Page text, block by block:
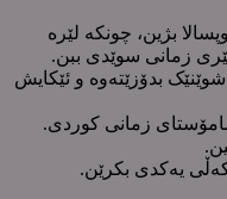
بژین، چونکە لێرە
زمانی سوێدی ببن.
بدۆزێتەوە و ئێکایش
زمانی کوردی.
یەکدی بکرێن.